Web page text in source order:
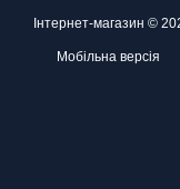
Інтернет-магазин ©
Мобільна версія